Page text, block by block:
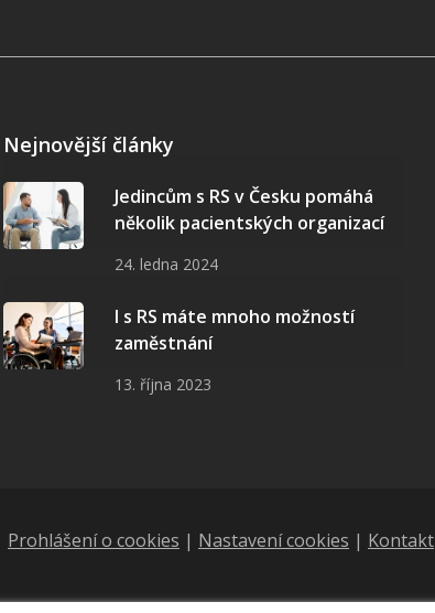
Nejnovější články
Jedincům s RS v Česku pomáhá
několik pacientských organizací
24. ledna 2024
I s RS máte mnoho možností
zaměstnání
13. října 2023
Prohlášení o cookies | Nastavení cookies | Kontakt